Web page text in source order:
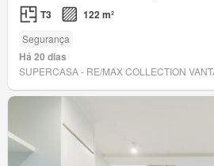
T3 122 m²
Segurança
Há 20 dias
SUPERCASA - RE/MAX COLLECTION